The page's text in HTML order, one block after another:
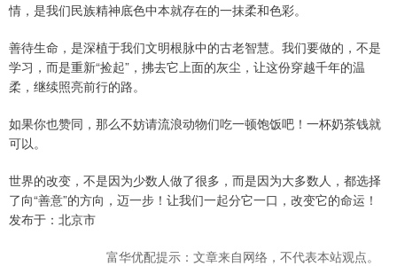
情，是我们民族精神底色中本就存在的一抹柔和色彩。
善待生命，是深植于我们文明根脉中的古老智慧。我们要做的，不是
学习，而是重新“捡起”，拂去它上面的灰尘，让这份穿越千年的温
柔，继续照亮前行的路。
如果你也赞同，那么不妨请流浪动物们吃一顿饱饭吧！一杯奶茶钱就
可以。
世界的改变，不是因为少数人做了很多，而是因为大多数人，都选择
了向“善意”的方向，迈一步！让我们一起分它一口，改变它的命运！
发布于：北京市
富华优配提示：文章来自网络，不代表本站观点。